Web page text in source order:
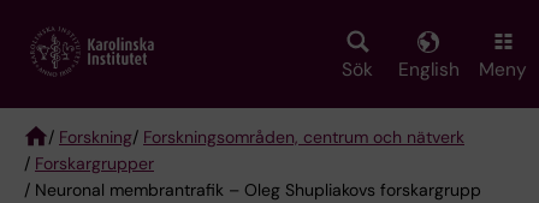
main
Sök English Meny
Breadcrumb
/ Forskning/ Forskningsområden, centrum och nätverk
/ Forskargrupper
/ Neuronal membrantrafik – Oleg Shupliakovs forskargrupp